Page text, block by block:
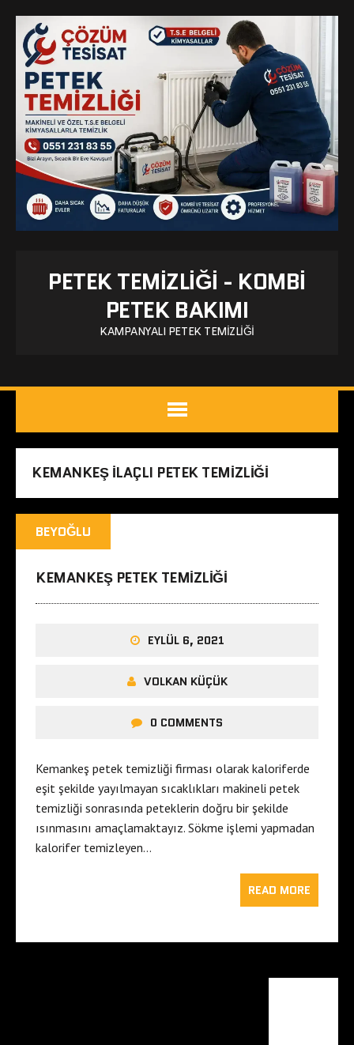
PETEK TEMIZLIĞI - KOMBI
PETEK BAKIMI
KAMPANYALI PETEK TEMIZLIĞI
KEMANKEŞ ILAÇLI PETEK TEMIZLIĞI
BEYOĞLU
KEMANKEŞ PETEK TEMIZLIĞI
EYLÜL 6, 2021
VOLKAN KÜÇÜK
0 COMMENTS
Kemankeş petek temizliği firması olarak kaloriferde
eşit şekilde yayılmayan sıcaklıkları makineli petek
temizliği sonrasında peteklerin doğru bir şekilde
ısınmasını amaçlamaktayız. Sökme işlemi yapmadan
kalorifer temizleyen…
READ MORE